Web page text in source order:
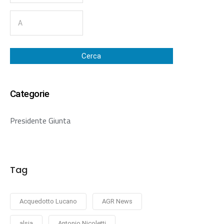
Cerca
Categorie
Presidente Giunta
Tag
Acquedotto Lucano AGR News